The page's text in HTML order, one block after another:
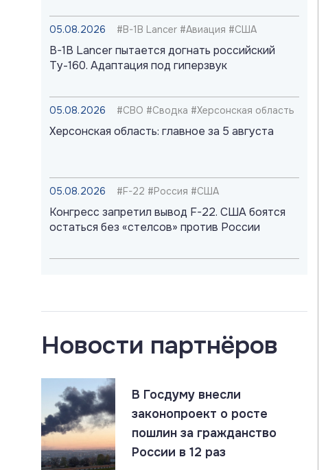
05.08.2026 #B-1B Lancer #Авиация #США
B-1B Lancer пытается догнать российский
Ту-160. Адаптация под гиперзвук
05.08.2026 #СВО #Сводка #Херсонская область
Херсонская область: главное за 5 августа
05.08.2026 #F-22 #Россия #США
Конгресс запретил вывод F-22. США боятся
остаться без «стелсов» против России
05.08.2026 #Mirage 2000 #Авиация #Украина
спасут Киев
05.08.2026 #ЛНР #СВО #Сводка
ЛНР: главное за 5 августа
Новости партнёров
В Госдуму внесли
законопроект о росте
пошлин за гражданство
России в 12 раз